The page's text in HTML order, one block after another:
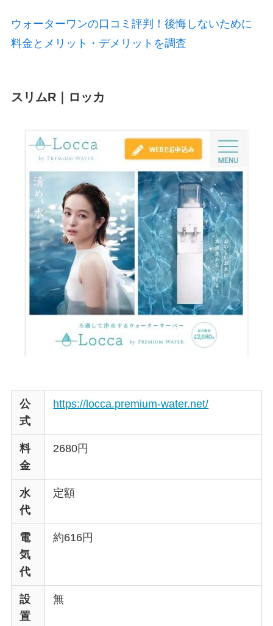
ウォーターワンの口コミ評判！後悔しないために
料金とメリット・デメリットを調査
スリムR｜ロッカ
公
式
https://locca.premium-water.net/
料
金
2680円
水
代
定額
電
気
代
約616円
設
置
無